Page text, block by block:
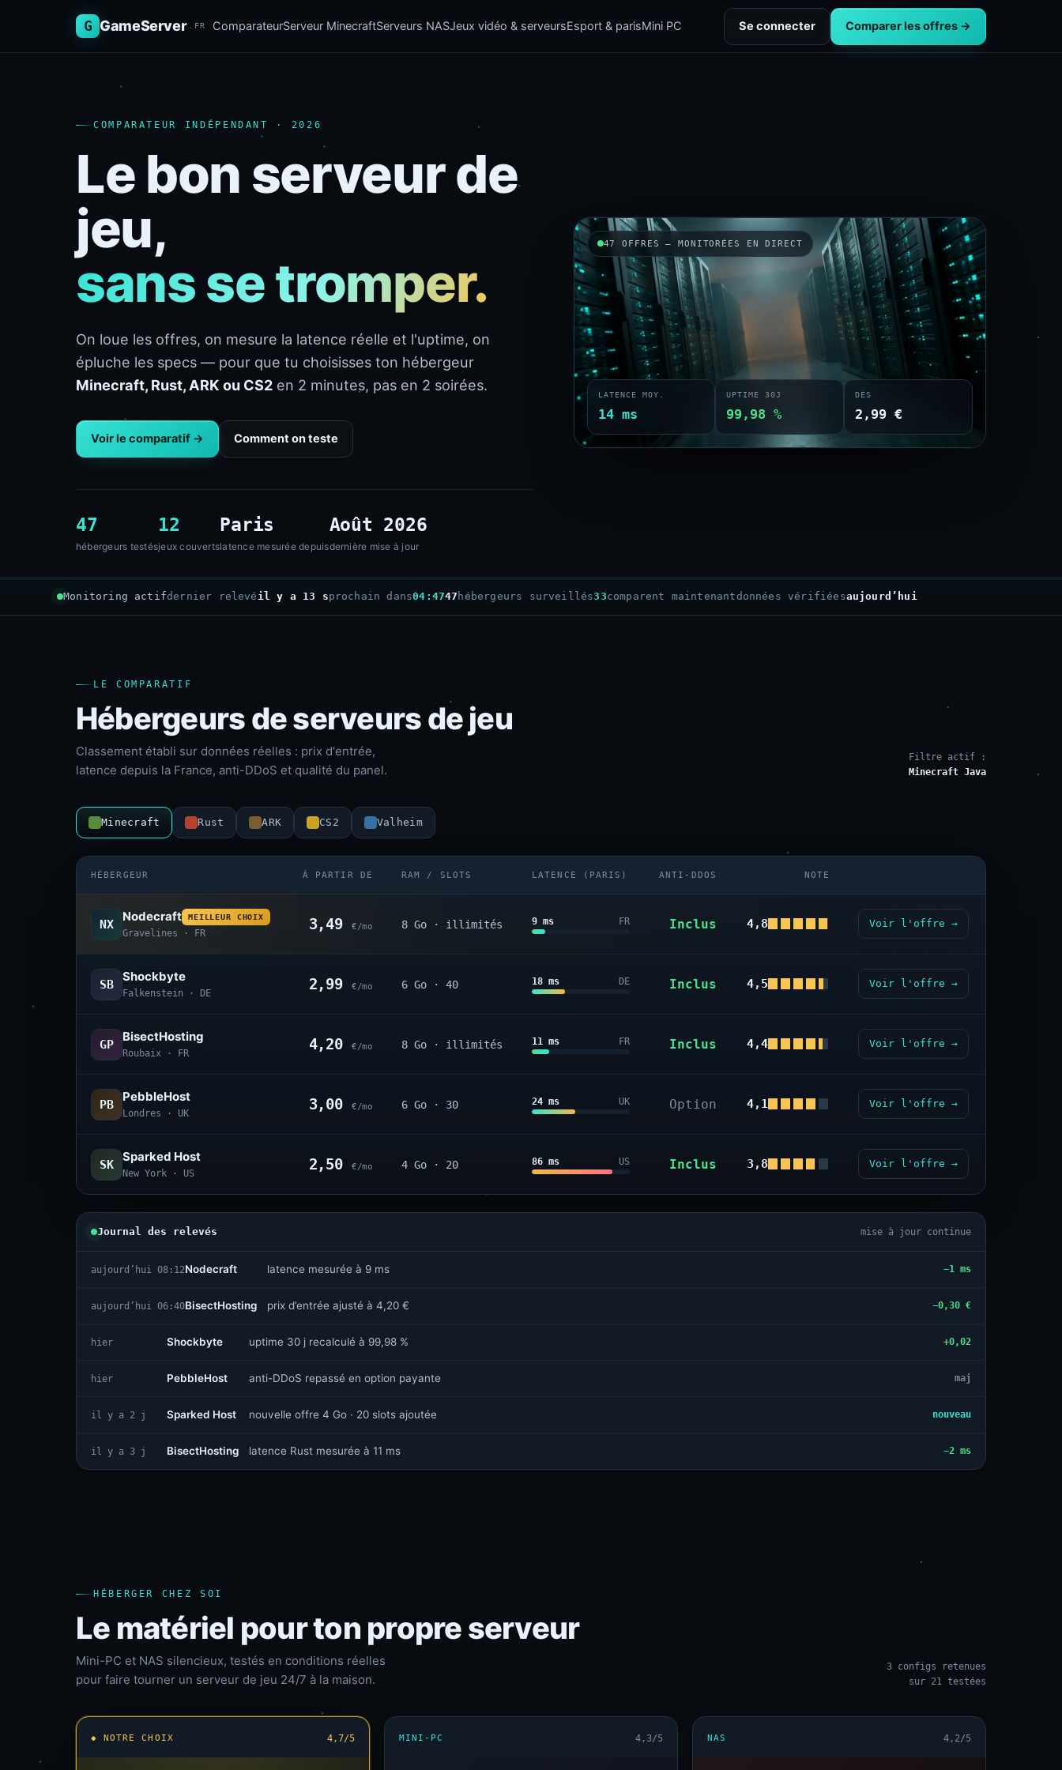
G GameServer .FR ComparateurServeur MinecraftServeurs NASJeux vidéo & serveursEsport & parisMini PC Se connecter Comparer les offres →
COMPARATEUR INDÉPENDANT · 2026
Le bon serveur de
jeu,
sans se tromper.
On loue les offres, on mesure la latence réelle et l'uptime, on
épluche les specs — pour que tu choisisses ton hébergeur
Minecraft, Rust, ARK ou CS2 en 2 minutes, pas en 2 soirées.
Voir le comparatif → Comment on teste
47
hébergeurs testés
12
jeux couverts
Paris
latence mesurée depuis
Août 2026
dernière mise à jour
47 OFFRES — MONITORÉES EN DIRECT
LATENCE MOY.
14 ms
UPTIME 30J
99,98 %
DÈS
2,99 €
Monitoring actifdernier relevé il y a 14 sprochain dans04:4647 hébergeurs surveillés33comparent maintenantdonnées vérifiéesaujourd’hui
LE COMPARATIF
Hébergeurs de serveurs de jeu
Classement établi sur données réelles : prix d'entrée,
latence depuis la France, anti-DDoS et qualité du panel.
Filtre actif :
Minecraft Java
Minecraft Rust ARK CS2 Valheim
HÉBERGEUR À PARTIR DE RAM / SLOTS LATENCE (PARIS) ANTI-DDOS NOTE
NX
Nodecraft MEILLEUR CHOIX
Gravelines · FR
3,49 €/mo 8 Go · illimités 9 ms FR Inclus 4,8 Voir l'offre →
SB
Shockbyte
Falkenstein · DE
2,99 €/mo 6 Go · 40 18 ms DE Inclus 4,5 Voir l'offre →
GP
BisectHosting
Roubaix · FR
4,20 €/mo 8 Go · illimités 11 ms FR Inclus 4,4 Voir l'offre →
PB
PebbleHost
Londres · UK
3,00 €/mo 6 Go · 30 24 ms UK Option 4,1 Voir l'offre →
SK
Sparked Host
New York · US
2,50 €/mo 4 Go · 20 86 ms US Inclus 3,8 Voir l'offre →
Journal des relevés mise à jour continue
aujourd’hui 08:12Nodecraft latence mesurée à 9 ms −1 ms
aujourd’hui 06:40BisectHosting prix d’entrée ajusté à 4,20 € −0,30 €
hier Shockbyte uptime 30 j recalculé à 99,98 % +0,02
hier PebbleHost anti-DDoS repassé en option payante maj
il y a 2 j Sparked Host nouvelle offre 4 Go · 20 slots ajoutée nouveau
il y a 3 j BisectHosting latence Rust mesurée à 11 ms −2 ms
HÉBERGER CHEZ SOI
Le matériel pour ton propre serveur
Mini-PC et NAS silencieux, testés en conditions réelles
pour faire tourner un serveur de jeu 24/7 à la maison.
3 configs retenues
sur 21 testées
◆ NOTRE CHOIX 4,7/5 MINI-PC 4,3/5 NAS 4,2/5